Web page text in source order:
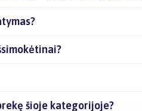
šioje kategorijoje?